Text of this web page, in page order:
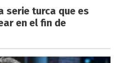
serie turca que es
en el fin de